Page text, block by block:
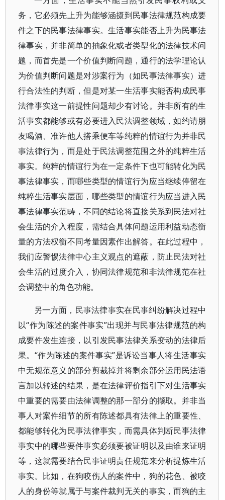
务，它必须先上升为能够涵摄到民事法律规范构成要
件之下的民事法律事实。生活事实能否上升为民事法
律事实，并非简单的抽象化或者类型化的法律技术问
题，而首先是一个价值判断问题，通行的法学理论认
为价值判断问题是对涉案行为（如民事法律事实）进
行合法性的判断，但是对某一生活事实能否构成民事
法律事实这一前提性问题却少有讨论。并非所有的生
活事实都能够或有必要进入民法调整领域，如约请朋
友喝酒、准许他人搭乘便车等纯粹的情谊行为并非民
事法律行为，而是处于民法调整范围之外的纯粹生活
事实。纯粹的情谊行为在一定条件下也可能转化为民
事法律事实，而哪些类型的情谊行为应当继续停留在
纯粹生活事实层面，哪些类型的情谊行为应当进入民
事法律事实范畴，不同的结论将直接关系到民法对社
会生活的介入程度，需结合具体问题运用利益动态衡
量的方法权衡不同考量因素作出解答。在此过程中，
我们应警惕法律中心主义观点的遮蔽，防止民法对社
会生活的过度介入，协同法律规范和非法律规范在社
会调整中的角色功能。
另一方面，民事法律事实在民事纠纷解决过程中
以“作为陈述的案件事实”出现并与民事法律规范的构
成要件发生连接，以引发民事法律关系变动的法律后
果。“作为陈述的案件事实”是诉讼当事人将生活事实
中无规范意义的部分剪裁掉并将剩余部分运用民法语
言加以转述的结果，是在法律评价指引下对生活事实
中重要的需要由法律调整的那一部分的撷取。并非当
事人对案件细节的所有陈述都具有法律上的重要性、
都能够转化为民事法律事实，而需具体判断民事法律
事实中的哪些要件事实必须要被证明以及由谁来证明
等，这就需要结合民事证明责任规范来分析提炼生活
事实。比如，在狗咬伤人的案件中，狗的花色、被咬
人的身份等就属于与案件裁判无关的事实，而狗的主